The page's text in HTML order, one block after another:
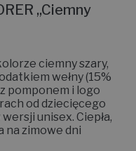
,,Ciemny
ciemny szary,
wełny (15%
pomponem i logo
od dziecięcego
unisex. Ciepła,
na zimowe dni